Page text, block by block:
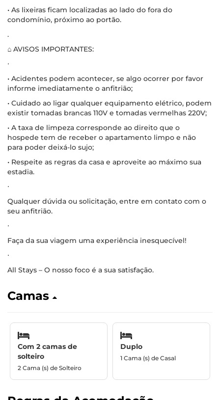
• As lixeiras ficam localizadas ao lado do fora do
condomínio, próximo ao portão.
.
⌂ AVISOS IMPORTANTES:
∙
• Acidentes podem acontecer, se algo ocorrer por favor
informe imediatamente o anfitrião;
• Cuidado ao ligar qualquer equipamento elétrico, podem
existir tomadas brancas 110V e tomadas vermelhas 220V;
• A taxa de limpeza corresponde ao direito que o
hospede tem de receber o apartamento limpo e não
para poder deixá-lo sujo;
• Respeite as regras da casa e aproveite ao máximo sua
estadia.
∙
Qualquer dúvida ou solicitação, entre em contato com o
seu anfitrião.
∙
Faça da sua viagem uma experiência inesquecível!
∙
All Stays – O nosso foco é a sua satisfação.
Camas
Com 2 camas de
solteiro
2 Cama (s) de Solteiro
Duplo
1 Cama (s) de Casal